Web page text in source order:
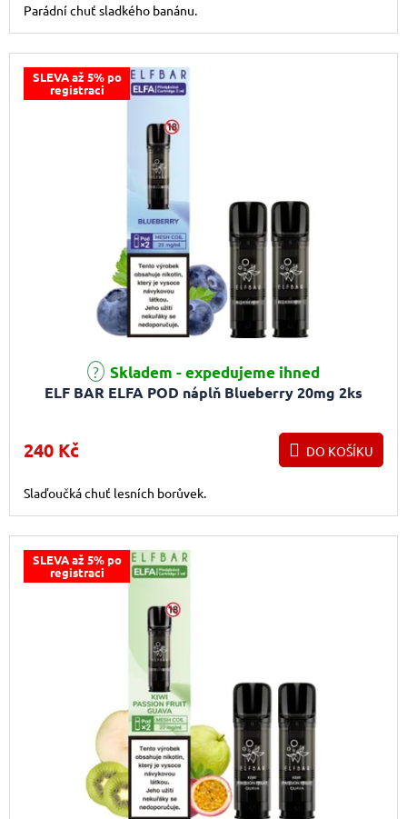
Parádní chuť sladkého banánu.
SLEVA až 5% po
registraci
ELF BAR ELFA POD náplň Blueberry 20mg 2ks
Skladem - expedujeme ihned
240 Kč DO KOŠÍKU
Slaďoučká chuť lesních borůvek.
SLEVA až 5% po
registraci